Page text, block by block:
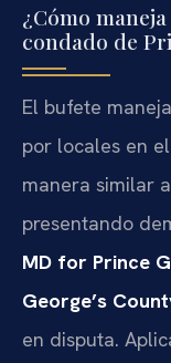
¿Cómo
condado de
El bufete
por locales en
manera similar
presentando
MD for Prince
George’s
en disputa.